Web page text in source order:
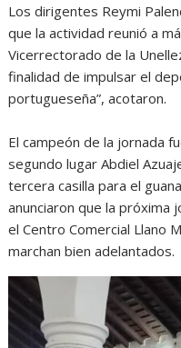
Los dirigentes Reymi
que la actividad reunió a
Vicerrectorado de la
finalidad de impulsar el
portugueseña”, acotaron.
El campeón de la jornada
segundo lugar Abdiel
tercera casilla para el
anunciaron que la próxima
el Centro Comercial Llano
marchan bien adelantados.